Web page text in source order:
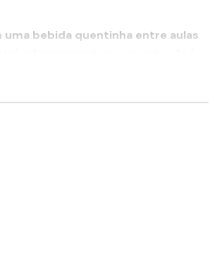
bebida quentinha entre aulas